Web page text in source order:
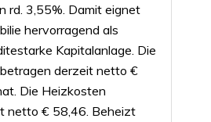
rd. 3,55%. Damit eignet
hervorragend als
Kapitalanlage. Die
derzeit netto €
Die Heizkosten
netto € 58,46. Beheizt